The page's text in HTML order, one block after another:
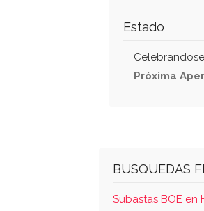
Estado
Celebrandose
Próxima
BUSQUEDAS
Subastas BOE en